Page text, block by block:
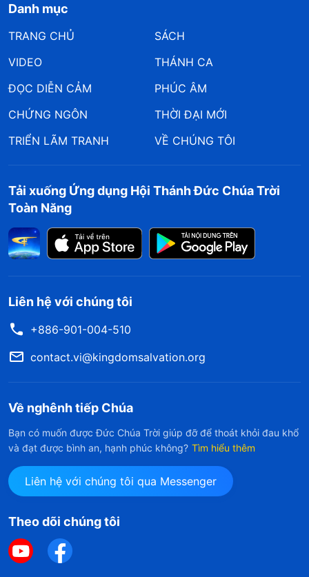
Danh mục
TRANG CHỦ
SÁCH
VIDEO
THÁNH CA
ĐỌC DIỄN CẢM
PHÚC ÂM
CHỨNG NGÔN
THỜI ĐẠI MỚI
TRIỂN LÃM TRANH
VỀ CHÚNG TÔI
Tải xuống Ứng dụng Hội Thánh Đức Chúa Trời
Toàn Năng
Liên hệ với chúng tôi
+886-901-004-510
contact.vi@kingdomsalvation.org
Về nghênh tiếp Chúa
Bạn có muốn được Đức Chúa Trời giúp đỡ để thoát khỏi đau khổ
và đạt được bình an, hạnh phúc không? Tìm hiểu thêm
Liên hệ với chúng tôi qua Messenger
Theo dõi chúng tôi